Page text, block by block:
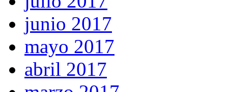
junio 2017
mayo 2017
abril 2017